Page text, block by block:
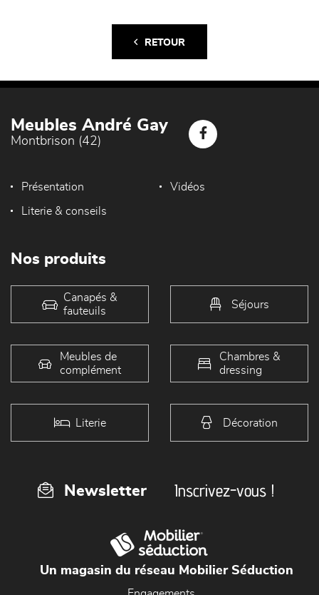
RETOUR
Meubles André Gay
Montbrison (42)
Présentation Vidéos
Literie & conseils
Nos produits
Canapés &
fauteuils
Séjours
Meubles de
complément
Chambres &
dressing
Literie Décoration
Newsletter Inscrivez-vous !
Un magasin du réseau Mobilier Séduction